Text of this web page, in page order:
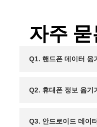
자주
Q1. 핸드폰 데이터 옮
Q2. 휴대폰 정보 옮기
Q3. 안드로이드 데이